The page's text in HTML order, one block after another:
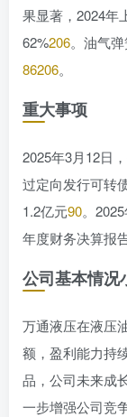
果显著，2024年
62%206。油气
86206。
重大事项
2025年3月12日
过定向发行可转
1.2亿元90。
年度财务决算报
公司基本情况
万通液压在液压
额，盈利能力持
品，公司未来成
一步增强公司竞